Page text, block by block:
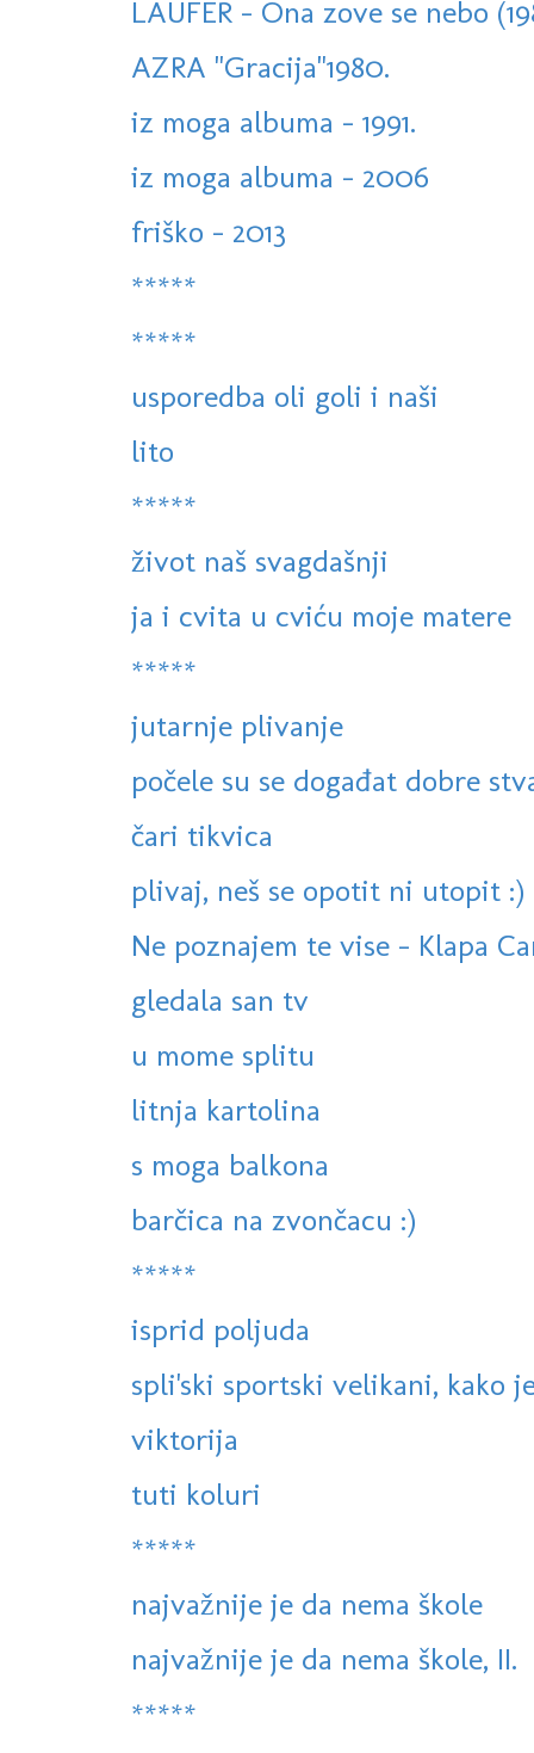
LAUFER - Ona zove se nebo
AZRA "Gracija"1980.
iz moga albuma - 1991.
iz moga albuma - 2006
friško - 2013
*****
*****
usporedba oli goli i naši
lito
*****
život naš svagdašnji
ja i cvita u cviću moje matere
*****
jutarnje plivanje
počele su se događat dobre
čari tikvica
plivaj, neš se opotit ni utopit :)
Ne poznajem te vise - Klapa
gledala san tv
u mome splitu
litnja kartolina
s moga balkona
barčica na zvončacu :)
*****
isprid poljuda
spli'ski sportski velikani, kako
viktorija
tuti koluri
*****
najvažnije je da nema škole
najvažnije je da nema škole, II.
*****